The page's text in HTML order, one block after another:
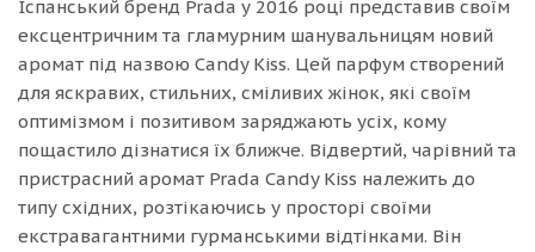
Іспанський бренд Prada у 2016 році представив своїм
ексцентричним та гламурним шанувальницям новий
аромат під назвою Candy Kiss. Цей парфум створений
для яскравих, стильних, сміливих жінок, які своїм
оптимізмом і позитивом заряджають усіх, кому
пощастило дізнатися їх ближче. Відвертий, чарівний та
пристрасний аромат Prada Candy Kiss належить до
типу східних, розтікаючись у просторі своїми
екстравагантними гурманськими відтінками. Він